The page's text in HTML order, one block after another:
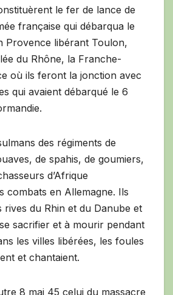
le fer de lance de
française qui débarqua le
Provence libérant Toulon,
du Rhône, la Franche-
où ils feront la jonction avec
qui avaient débarqué le 6
des régiments de
de spahis, de goumiers,
d’Afrique
combats en Allemagne. Ils
du Rhin et du Danube et
sacrifier et à mourir pendant
les villes libérées, les foules
et chantaient.
8 mai 45 celui du massacre